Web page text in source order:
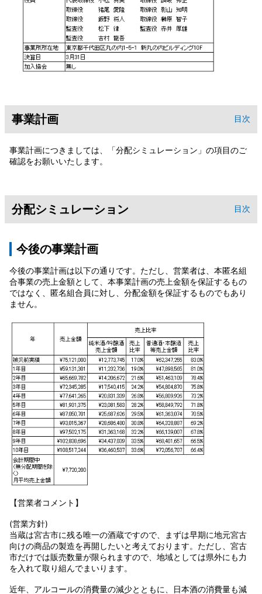
事業計画 目次
事業計画につきましては、「分配シミュレーション」の項目のご
確認をお願いいたします。
分配シミュレーション 目次
今後の事業計画
今後の事業計画は以下の通りです。ただし、営業者は、本匿名組
合事業の売上金額として、本事業計画の売上金額を保証するもの
ではなく、匿名組合員に対し、分配金額を保証するものでもあり
ません。
【営業者コメント】
(営業方針)
当蔵は宮古市に残る唯一の酒蔵ですので、まずは早期に地元宮古
向けの商品の製造を再開したいと考えております。ただし、宮古
市だけでは販売数量が限られますので、地域としては県外にも力
を入れて取り組んでまいります。
近年、アルコールの消費量の減少とともに、日本酒の消費量も減